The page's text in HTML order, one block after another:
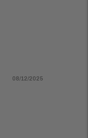
08/12/2025